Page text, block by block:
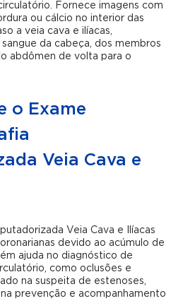
Fornece imagens com
ou cálcio no interior das
a veia cava e ilíacas,
da cabeça, dos membros
abdômen de volta para o
o Exame
Veia Cava e
Veia Cava e Ilíacas
devido ao acúmulo de
ajuda no diagnóstico de
como oclusões e
na suspeita de estenoses,
prevenção e acompanhamento